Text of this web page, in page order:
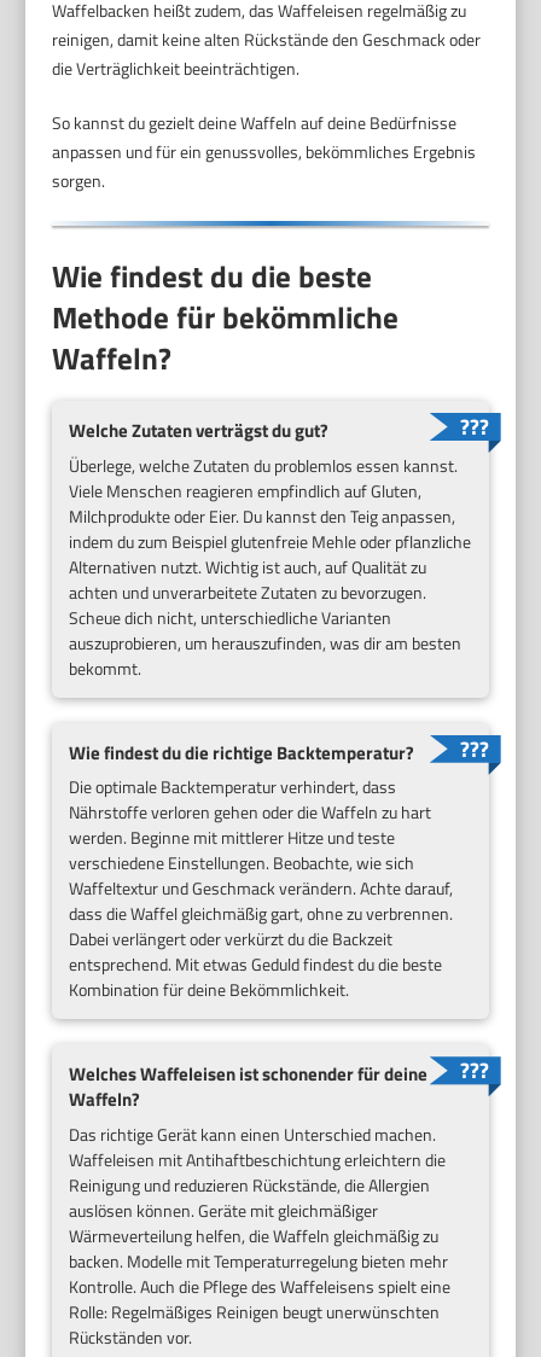
Waffelbacken heißt zudem, das Waffeleisen regelmäßig zu
reinigen, damit keine alten Rückstände den Geschmack oder
die Verträglichkeit beeinträchtigen.
So kannst du gezielt deine Waffeln auf deine Bedürfnisse
anpassen und für ein genussvolles, bekömmliches Ergebnis
sorgen.
Wie findest du die beste
Methode für bekömmliche
Waffeln?
Welche Zutaten verträgst du gut?
Überlege, welche Zutaten du problemlos essen kannst.
Viele Menschen reagieren empfindlich auf Gluten,
Milchprodukte oder Eier. Du kannst den Teig anpassen,
indem du zum Beispiel glutenfreie Mehle oder pflanzliche
Alternativen nutzt. Wichtig ist auch, auf Qualität zu
achten und unverarbeitete Zutaten zu bevorzugen.
Scheue dich nicht, unterschiedliche Varianten
auszuprobieren, um herauszufinden, was dir am besten
bekommt.
Wie findest du die richtige Backtemperatur?
Die optimale Backtemperatur verhindert, dass
Nährstoffe verloren gehen oder die Waffeln zu hart
werden. Beginne mit mittlerer Hitze und teste
verschiedene Einstellungen. Beobachte, wie sich
Waffeltextur und Geschmack verändern. Achte darauf,
dass die Waffel gleichmäßig gart, ohne zu verbrennen.
Dabei verlängert oder verkürzt du die Backzeit
entsprechend. Mit etwas Geduld findest du die beste
Kombination für deine Bekömmlichkeit.
Welches Waffeleisen ist schonender für deine
Waffeln?
Das richtige Gerät kann einen Unterschied machen.
Waffeleisen mit Antihaftbeschichtung erleichtern die
Reinigung und reduzieren Rückstände, die Allergien
auslösen können. Geräte mit gleichmäßiger
Wärmeverteilung helfen, die Waffeln gleichmäßig zu
backen. Modelle mit Temperaturregelung bieten mehr
Kontrolle. Auch die Pflege des Waffeleisens spielt eine
Rolle: Regelmäßiges Reinigen beugt unerwünschten
Rückständen vor.